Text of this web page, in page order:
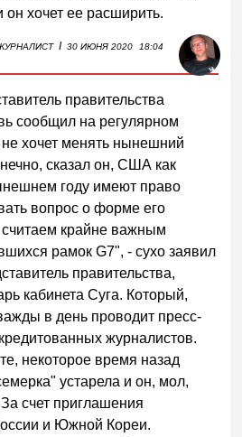
он хочет ее расширить.
I 30 ИЮНЯ 2020 18:04
правительства
сообщил на регулярном
хочет менять нынешний
сказал он, США как
году имеют право
вопрос о форме его
крайне важным
рамок G7", - сухо заявил
правительства,
кабинета Суга. Который,
в день проводит пресс-
журналистов.
некоторое время назад
устарела и он, мол,
счет приглашения
и Южной Кореи.